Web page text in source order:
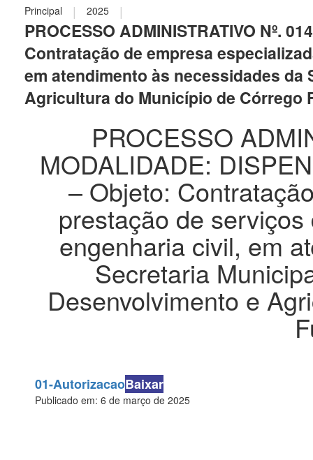
Principal | 2025 |
PROCESSO ADMINISTRATIVO Nº.
Contratação de empresa
em atendimento às necessidades
Agricultura do Município de Córrego
PROCESSO
MODALIDADE:
– Objeto:
prestação de
engenharia civil, em
Secretaria
Desenvolvimento e
01-AutorizacaoBaixar
Publicado em: 6 de março de 2025